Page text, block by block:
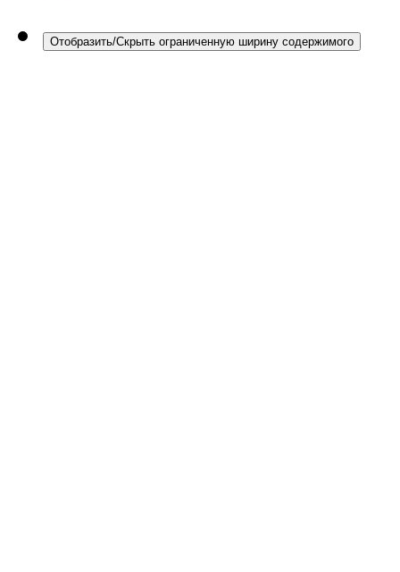
Отобразить/Скрыть ограниченную ширину содержимого